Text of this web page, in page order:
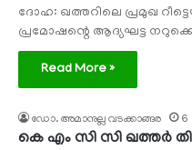
ദോഹ: ഖത്തറിലെ പ്രമുഖ
പ്രമോഷന്റെ ആദ്യഘട്ട
Read More »
ഡോ. അമാനുല്ല വടക്കാങ്ങര 6
കെ എം സി സി ഖത്തര്‍